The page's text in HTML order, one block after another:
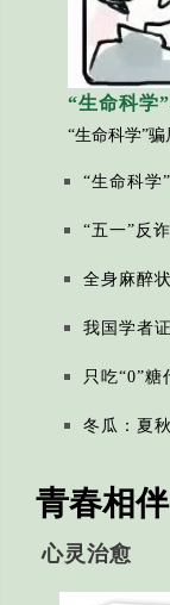
“生命科学
“生命科学”
“生命科学
“五一”反
全身麻醉
我国学者
只吃“0”糖
冬瓜：夏
青春相伴
心灵治愈